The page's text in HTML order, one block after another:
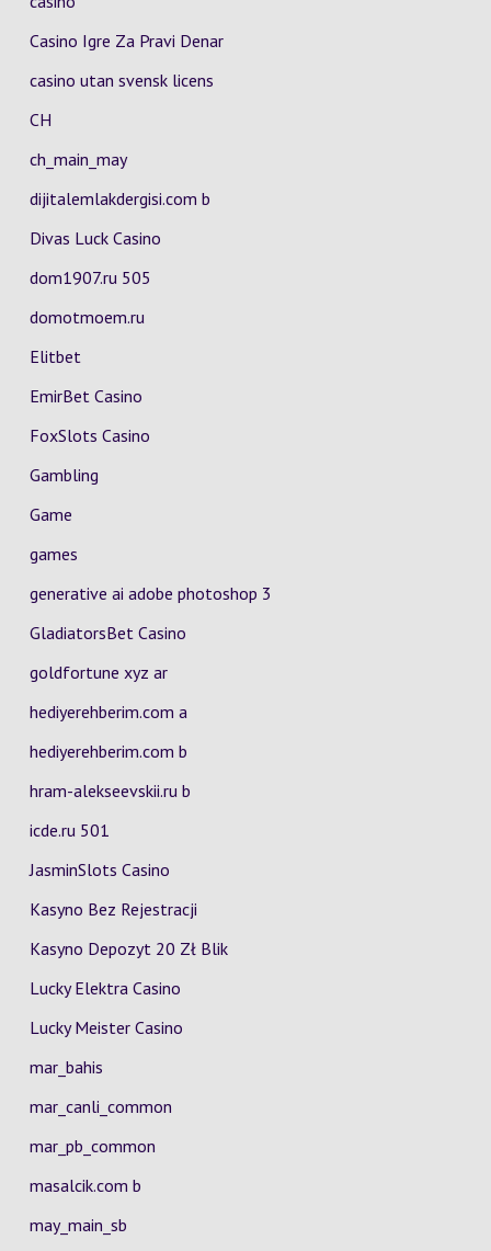
Casino Igre Za Pravi Denar
casino utan svensk licens
CH
ch_main_may
dijitalemlakdergisi.com b
Divas Luck Casino
dom1907.ru 505
domotmoem.ru
Elitbet
EmirBet Casino
FoxSlots Casino
Gambling
Game
games
generative ai adobe photoshop 3
GladiatorsBet Casino
goldfortune xyz ar
hediyerehberim.com a
hediyerehberim.com b
hram-alekseevskii.ru b
icde.ru 501
JasminSlots Casino
Kasyno Bez Rejestracji
Kasyno Depozyt 20 Zł Blik
Lucky Elektra Casino
Lucky Meister Casino
mar_bahis
mar_canli_common
mar_pb_common
masalcik.com b
may_main_sb